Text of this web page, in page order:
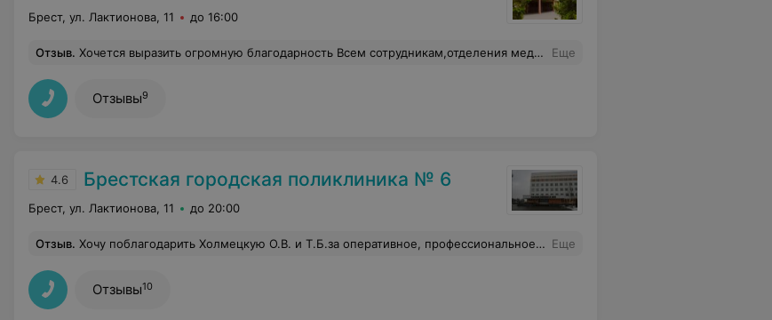
Брест, ул. Лактионова, 11 до 16:00
Отзыв. Хочется выразить огромную благодарность Всем сотрудникам,отделения медицинской реабилитации номер 1 ОЦМР. За чуткость и заботу персонала,доброжелательность по отношению ко всем пациентам. Низкий поклон заведующей отделением Татьяне Сергеевне, за слаженность работы коллектива. Выражаю глубокую признательность и благодарю,за высокий профессионализм лечащего врача Татьяну Александровну. Отдельно хочется отметить и поблагодарить,за высокий уровень профессионализма и индивидуальный подход к каждому пациенту, врача реабилитолога Игоря Яковлевича. Также хочется выразить благодарность и огромное спасибо,за оперативность в обеспечении нужными медицинскими препаратами старшую медицинскую сестру Татьяну Васильевну.Огромная благодарность палатным медсёстрам и медсёстрам процедурного кабинета. Все они проявили лучшие человеческие качества: душевность, теплоту и заботливость, терпение. Еще
Отзывы9
4.6 Брестская городская поликлиника № 6
Брест, ул. Лактионова, 11 до 20:00
Отзыв. Хочу поблагодарить Холмецкую О.В. и Т.Б.за оперативное, профессиональное решение моего вопроса. Желаю здоровья вам, вашим близким и пациентам!) Еще
Отзывы10